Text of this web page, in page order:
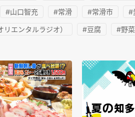
#山口智充 #常滑 #常滑市 #
エンタルラジオ） #豆腐 #野菜